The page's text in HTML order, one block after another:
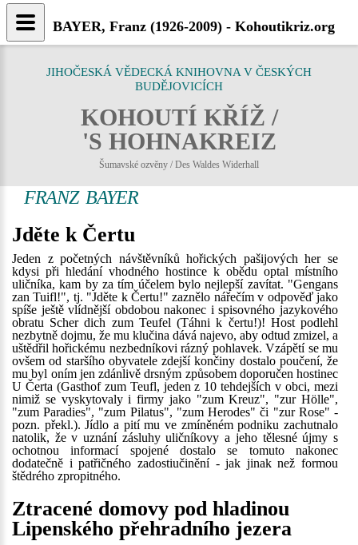
JIHOČESKÁ VĚDECKÁ KNIHOVNA V ČESKÝCH
BUDĚJOVICÍCH
KOHOUTÍ KŘÍŽ /
'S HOHNAKREIZ
Šumavské ozvěny / Des Waldes Widerhall
FRANZ BAYER
Jděte k Čertu
Jeden z početných návštěvníků hořických pašijových her se
kdysi při hledání vhodného hostince k obědu optal místního
uličníka, kam by za tím účelem bylo nejlepší zavítat. "Gengans
zan Tuifl!", tj. "Jděte k Čertu!" zaznělo nářečím v odpověď jako
spíše ještě vlídnější obdobou nakonec i spisovného jazykového
obratu Scher dich zum Teufel (Táhni k čertu!)! Host podlehl
nezbytně dojmu, že mu klučina dává najevo, aby odtud zmizel, a
uštědřil hořickému nezbedníkovi rázný pohlavek. Vzápětí se mu
ovšem od staršího obyvatele zdejší končiny dostalo poučení, že
mu byl oním jen zdánlivě drsným způsobem doporučen hostinec
U Čerta (Gasthof zum Teufl, jeden z 10 tehdejších v obci, mezi
nimiž se vyskytovaly i firmy jako "zum Kreuz", "zur Hölle",
"zum Paradies", "zum Pilatus", "zum Herodes" či "zur Rose" -
pozn. překl.). Jídlo a pití mu ve zmíněném podniku zachutnalo
natolik, že v uznání zásluhy uličníkovy a jeho tělesné újmy s
ochotnou informací spojené dostalo se tomuto nakonec
dodatečně i patřičného zadostiučinění - jak jinak než formou
štědrého zpropitného.
Ztracené domovy pod hladinou
Lipenského přehradního jezera
BAYER, Franz (1926-2009) - Kohoutikriz.org